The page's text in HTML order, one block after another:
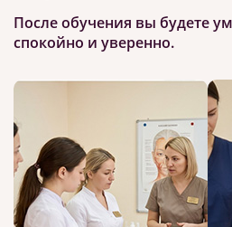
После обучения вы будете
спокойно и уверенно.